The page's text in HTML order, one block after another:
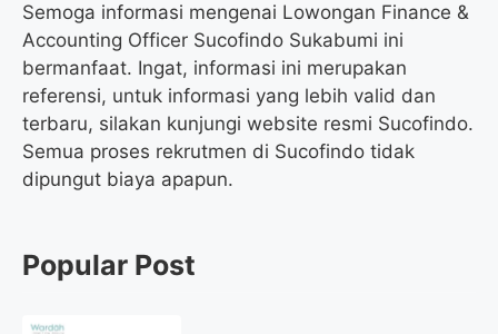
Semoga informasi mengenai Lowongan Finance &
Accounting Officer Sucofindo Sukabumi ini
bermanfaat. Ingat, informasi ini merupakan
referensi, untuk informasi yang lebih valid dan
terbaru, silakan kunjungi website resmi Sucofindo.
Semua proses rekrutmen di Sucofindo tidak
dipungut biaya apapun.
Popular Post